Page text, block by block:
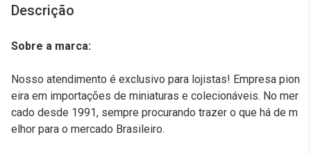
Descrição
Sobre a marca:
Nosso atendimento é exclusivo para lojistas! Empresa pion
eira em importações de miniaturas e colecionáveis. No mer
cado desde 1991, sempre procurando trazer o que há de m
elhor para o mercado Brasileiro.